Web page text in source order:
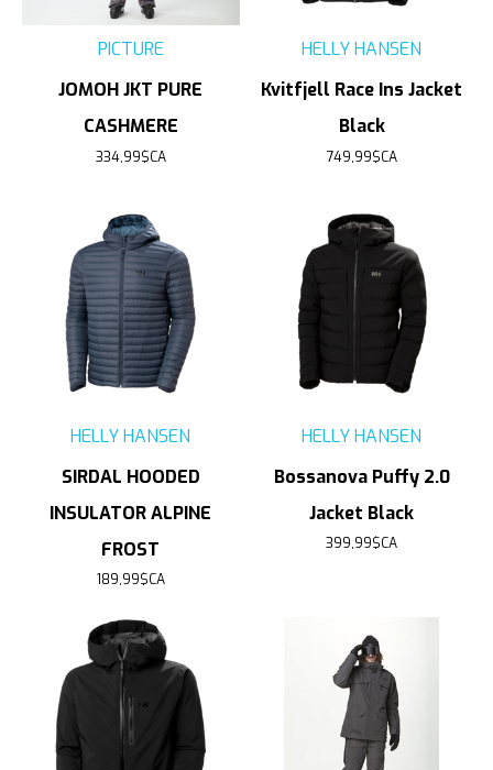
PICTURE
JOMOH JKT PURE
CASHMERE
334,99$CA
HELLY HANSEN
Kvitfjell Race Ins Jacket
Black
749,99$CA
HELLY HANSEN
SIRDAL HOODED
INSULATOR ALPINE
FROST
189,99$CA
HELLY HANSEN
Bossanova Puffy 2.0
Jacket Black
399,99$CA